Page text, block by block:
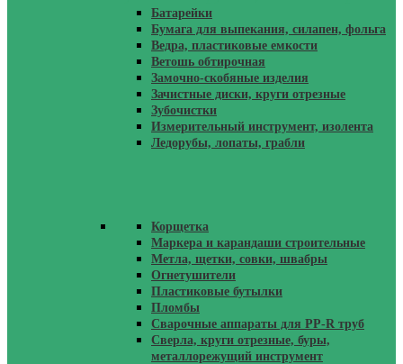
Батарейки
Бумага для выпекания, силапен, фольга
Ведра, пластиковые емкости
Ветошь обтирочная
Замочно-скобяные изделия
Зачистные диски, круги отрезные
Зубочистки
Измерительный инструмент, изолента
Ледорубы, лопаты, грабли
Корщетка
Маркера и карандаши строительные
Метла, щетки, совки, швабры
Огнетушители
Пластиковые бутылки
Пломбы
Сварочные аппараты для PP-R труб
Сверла, круги отрезные, буры,
металлорежущий инструмент